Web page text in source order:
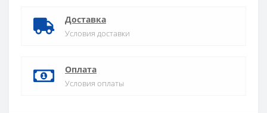
Доставка
Условия доставки
Оплата
Условия оплаты